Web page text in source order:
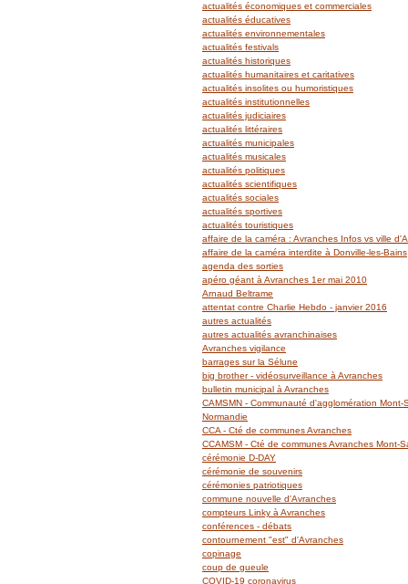
actualités économiques et commerciales
actualités éducatives
actualités environnementales
actualités festivals
actualités historiques
actualités humanitaires et caritatives
actualités insolites ou humoristiques
actualités institutionnelles
actualités judiciaires
actualités littéraires
actualités municipales
actualités musicales
actualités politiques
actualités scientifiques
actualités sociales
actualités sportives
actualités touristiques
affaire de la caméra : Avranches Infos vs ville
affaire de la caméra interdite à Donville-les-Bains
agenda des sorties
apéro géant à Avranches 1er mai 2010
Arnaud Beltrame
attentat contre Charlie Hebdo - janvier 2016
autres actualités
autres actualités avranchinaises
Avranches vigilance
barrages sur la Sélune
big brother - vidéosurveillance à Avranches
bulletin municipal à Avranches
CAMSMN - Communauté d'agglomération Mont-
Normandie
CCA - Cté de communes Avranches
CCAMSM - Cté de communes Avranches Mont-
cérémonie D-DAY
cérémonie de souvenirs
cérémonies patriotiques
commune nouvelle d'Avranches
compteurs Linky à Avranches
conférences - débats
contournement "est" d'Avranches
copinage
coup de gueule
COVID-19 coronavirus